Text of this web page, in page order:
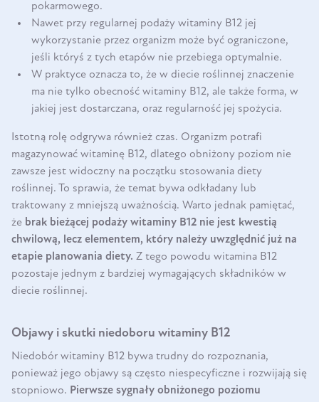
pokarmowego.
Nawet przy regularnej podaży witaminy B12 jej
wykorzystanie przez organizm może być ograniczone,
jeśli któryś z tych etapów nie przebiega optymalnie.
W praktyce oznacza to, że w diecie roślinnej znaczenie
ma nie tylko obecność witaminy B12, ale także forma, w
jakiej jest dostarczana, oraz regularność jej spożycia.
Istotną rolę odgrywa również czas. Organizm potrafi
magazynować witaminę B12, dlatego obniżony poziom nie
zawsze jest widoczny na początku stosowania diety
roślinnej. To sprawia, że temat bywa odkładany lub
traktowany z mniejszą uważnością. Warto jednak pamiętać,
że brak bieżącej podaży witaminy B12 nie jest kwestią
chwilową, lecz elementem, który należy uwzględnić już na
etapie planowania diety. Z tego powodu witamina B12
pozostaje jednym z bardziej wymagających składników w
diecie roślinnej.
Objawy i skutki niedoboru witaminy B12
Niedobór witaminy B12 bywa trudny do rozpoznania,
ponieważ jego objawy są często niespecyficzne i rozwijają się
stopniowo. Pierwsze sygnały obniżonego poziomu